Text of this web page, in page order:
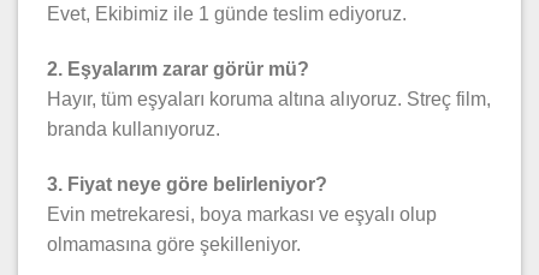
Evet, Ekibimiz ile 1 günde teslim ediyoruz.
2. Eşyalarım zarar görür mü?
Hayır, tüm eşyaları koruma altına alıyoruz. Streç film,
branda kullanıyoruz.
3. Fiyat neye göre belirleniyor?
Evin metrekaresi, boya markası ve eşyalı olup
olmamasına göre şekilleniyor.